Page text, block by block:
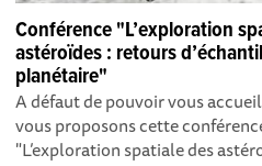
Conférence "L’exploration
astéroïdes : retours
planétaire"
A défaut de pouvoir vous
vous proposons cette
"L’exploration spatiale des